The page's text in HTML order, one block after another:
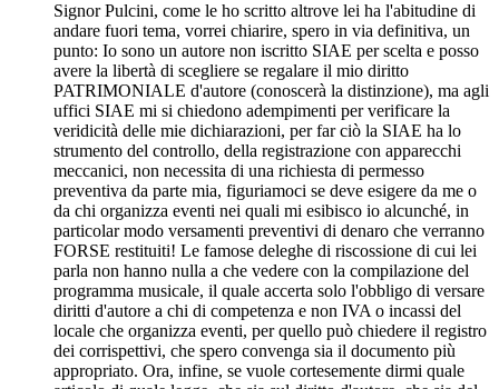
Signor Pulcini, come le ho scritto altrove lei ha l'abitudine di
andare fuori tema, vorrei chiarire, spero in via definitiva, un
punto: Io sono un autore non iscritto SIAE per scelta e posso
avere la libertà di scegliere se regalare il mio diritto
PATRIMONIALE d'autore (conoscerà la distinzione), ma agli
uffici SIAE mi si chiedono adempimenti per verificare la
veridicità delle mie dichiarazioni, per far ciò la SIAE ha lo
strumento del controllo, della registrazione con apparecchi
meccanici, non necessita di una richiesta di permesso
preventiva da parte mia, figuriamoci se deve esigere da me o
da chi organizza eventi nei quali mi esibisco io alcunché, in
particolar modo versamenti preventivi di denaro che verranno
FORSE restituiti! Le famose deleghe di riscossione di cui lei
parla non hanno nulla a che vedere con la compilazione del
programma musicale, il quale accerta solo l'obbligo di versare
diritti d'autore a chi di competenza e non IVA o incassi del
locale che organizza eventi, per quello può chiedere il registro
dei corrispettivi, che spero convenga sia il documento più
appropriato. Ora, infine, se vuole cortesemente dirmi quale